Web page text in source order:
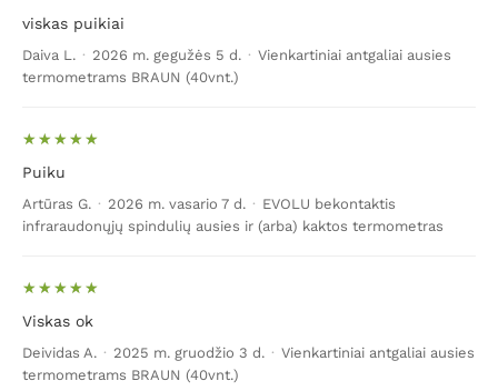
viskas puikiai
Daiva L. · 2026 m. gegužės 5 d. · Vienkartiniai antgaliai ausies
termometrams BRAUN (40vnt.)
Puiku
Artūras G. · 2026 m. vasario 7 d. · EVOLU bekontaktis
infraraudonųjų spindulių ausies ir (arba) kaktos termometras
Viskas ok
Deividas A. · 2025 m. gruodžio 3 d. · Vienkartiniai antgaliai ausies
termometrams BRAUN (40vnt.)